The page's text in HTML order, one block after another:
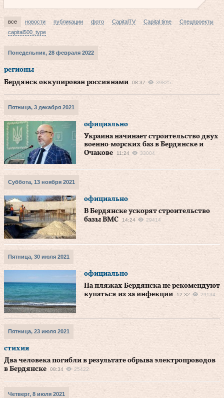
все новости публикации фото CapitalTV Capital time
Спецпроекты
capital500_type
Понедельник, 28 февраля 2022
регионы
Бердянск оккупирован россиянами
08:37 39825
Пятница, 3 декабря 2021
официально
Украина начинает строительство двух
военно-морских баз в Бердянске и
Очакове
11:24 33004
Суббота, 13 ноября 2021
официально
В Бердянске ускорят строительство
базы ВМС
14:24 29414
Пятница, 30 июля 2021
официально
На пляжах Бердянска не рекомендуют
купаться из-за инфекции
12:32 29134
Пятница, 23 июля 2021
стихия
Два человека погибли в результате обрыва электропроводов
в Бердянске
08:34 25422
Четверг, 8 июля 2021